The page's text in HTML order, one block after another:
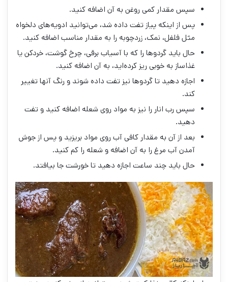
سپس مقدار کمی روغن به آن اضافه کنید.
پس از اینکه پیاز تفت داده شد، می‌توانید ادویه‌های دلخواه
مثل فلفل، نمک، زردچوبه را به مقدار مناسب اضافه کنید.
حال باید گردوها را که با آسیاب برقی، چرخ گوشت، خردکن یا
غذاساز به خوبی ریز کرده‌اید، به آن اضافه کنید.
اجازه دهید تا گردوها نیز تفت داده شوند و رنگ آنها تغییر
کند.
سپس رب انار را نیز به مواد روی شعله اضافه کنید و تفت
دهید.
بعد از آن به مقدار کافی آب روی مواد بریزید و پس از جوش
آمدن آب مرغ را به آن اضافه و شعله را کم کنید.
حال باید چند ساعت اجازه دهید تا خورشت جا بیافتد.